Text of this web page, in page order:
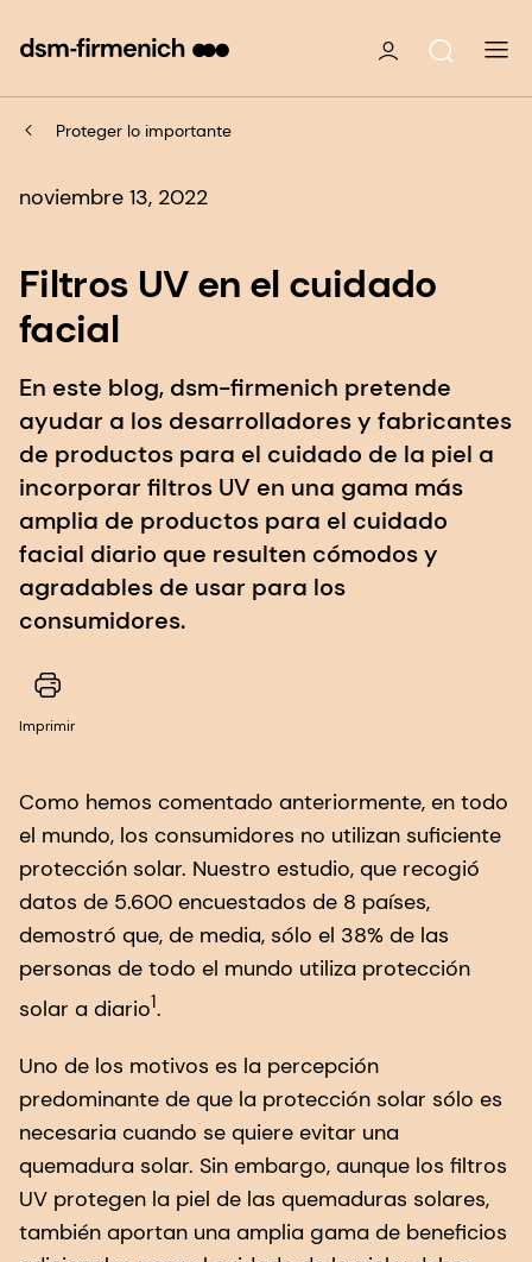
Proteger lo importante
noviembre 13, 2022
Filtros UV en el cuidado
facial
En este blog, dsm-firmenich pretende
ayudar a los desarrolladores y fabricantes
de productos para el cuidado de la piel a
incorporar filtros UV en una gama más
amplia de productos para el cuidado
facial diario que resulten cómodos y
agradables de usar para los
consumidores.
Imprimir
Como hemos comentado anteriormente, en todo
el mundo, los consumidores no utilizan suficiente
protección solar. Nuestro estudio, que recogió
datos de 5.600 encuestados de 8 países,
demostró que, de media, sólo el 38% de las
personas de todo el mundo utiliza protección
solar a diario1.
Uno de los motivos es la percepción
predominante de que la protección solar sólo es
necesaria cuando se quiere evitar una
quemadura solar. Sin embargo, aunque los filtros
UV protegen la piel de las quemaduras solares,
también aportan una amplia gama de beneficios